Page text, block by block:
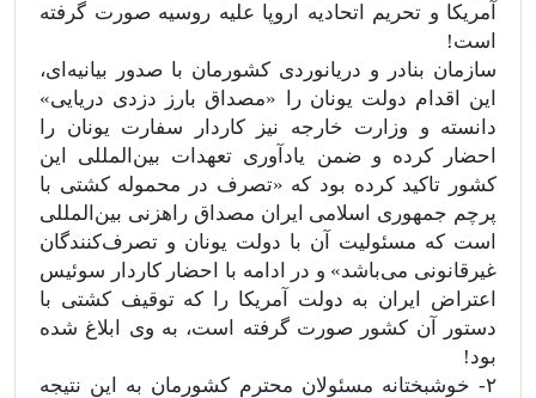
آمریکا و تحریم اتحادیه اروپا علیه روسیه صورت گرفته
است!
سازمان بنادر و دریانوردی کشورمان با صدور بیانیه‌ای،
این اقدام دولت یونان را «‌مصداق بارز دزدی دریایی‌»
دانسته و وزارت خارجه نیز کاردار سفارت یونان را
احضار کرده و ضمن یادآوری تعهدات بین‌المللی این
کشور تاکید کرده بود که «‌تصرف در محموله کشتی با
پرچم جمهوری اسلامی ایران مصداق راهزنی بین‌المللی
است که مسئولیت آن با دولت یونان و تصرف‌کنندگان
غیرقانونی می‌باشد» و در ادامه با احضار کاردار سوئیس
اعتراض ایران به دولت آمریکا را که توقیف کشتی با
دستور آن کشور صورت گرفته است، به وی ابلاغ شده
بود!
۲- خوشبختانه مسئولان محترم کشورمان به این نتیجه